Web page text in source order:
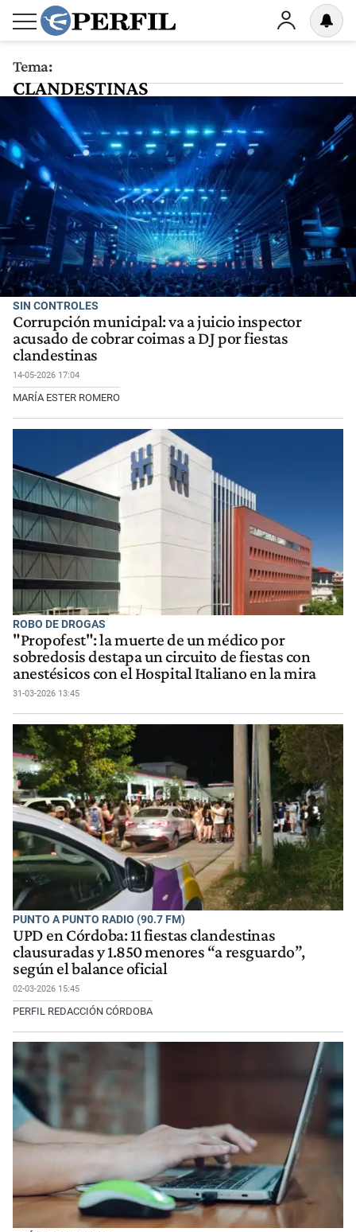
Tema:
CLANDESTINAS
SIN CONTROLES
Corrupción municipal: va a juicio inspector
acusado de cobrar coimas a DJ por fiestas
clandestinas
14-05-2026 17:04
MARÍA ESTER ROMERO
ROBO DE DROGAS
"Propofest": la muerte de un médico por
sobredosis destapa un circuito de fiestas con
anestésicos con el Hospital Italiano en la mira
31-03-2026 13:45
PUNTO A PUNTO RADIO (90.7 FM)
UPD en Córdoba: 11 fiestas clandestinas
clausuradas y 1.850 menores “a resguardo”,
según el balance oficial
02-03-2026 15:45
PERFIL REDACCIÓN CÓRDOBA